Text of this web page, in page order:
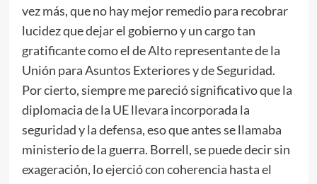
vez más, que no hay mejor remedio para recobrar
lucidez que dejar el gobierno y un cargo tan
gratificante como el de Alto representante de la
Unión para Asuntos Exteriores y de Seguridad.
Por cierto, siempre me pareció significativo que la
diplomacia de la UE llevara incorporada la
seguridad y la defensa, eso que antes se llamaba
ministerio de la guerra. Borrell, se puede decir sin
exageración, lo ejerció con coherencia hasta el